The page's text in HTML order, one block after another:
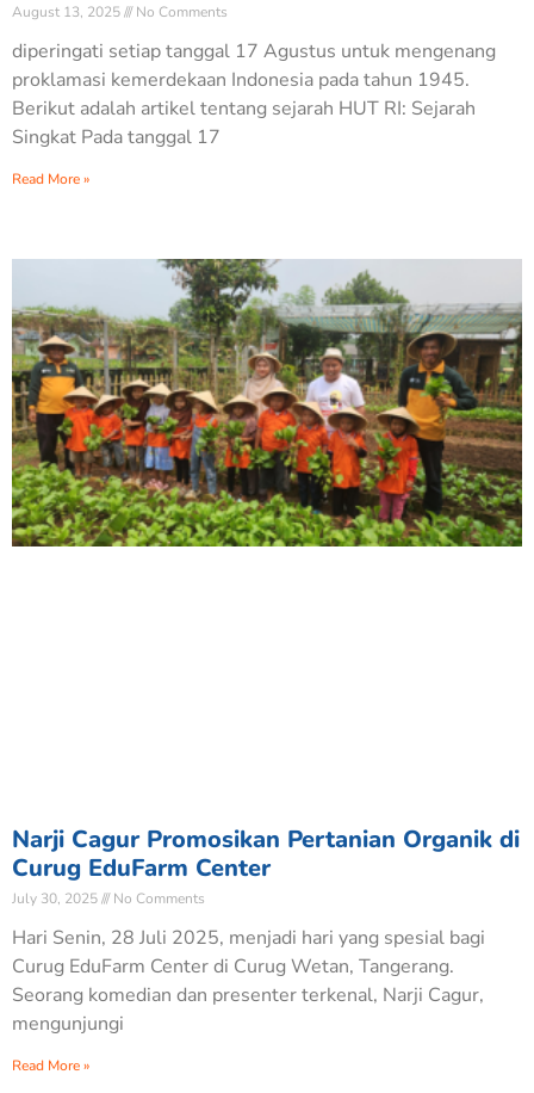
August 13, 2025 No Comments
diperingati setiap tanggal 17 Agustus untuk mengenang
proklamasi kemerdekaan Indonesia pada tahun 1945.
Berikut adalah artikel tentang sejarah HUT RI: Sejarah
Singkat Pada tanggal 17
Read More »
Narji Cagur Promosikan Pertanian Organik di
Curug EduFarm Center
July 30, 2025 No Comments
Hari Senin, 28 Juli 2025, menjadi hari yang spesial bagi
Curug EduFarm Center di Curug Wetan, Tangerang.
Seorang komedian dan presenter terkenal, Narji Cagur,
mengunjungi
Read More »